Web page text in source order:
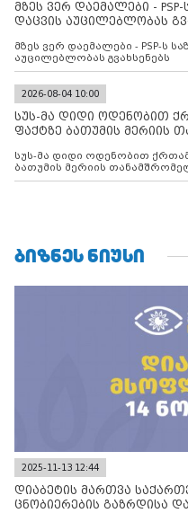
მზეს ვერ დაემალები -
დაცვის აუცილებლობას
მზეს ვერ დაემალები - PSP-ს
აუცილებლობას გვახსენებს
2026-08-04 10:00
სუს-მა დიდი ოდენობით
ფაქტზე ბათუმის მერიის
სუს-მა დიდი ოდენობით ქრთამის მოთხოვნისა და აღების ფაქტზე
ბათუმის მერიის
ᲑᲘᲖᲜᲔᲡ ᲜᲘᲣᲡᲘ
2025-11-13 12:44
დიაბეტის მართვა
ცნობიერების გაზრდისა